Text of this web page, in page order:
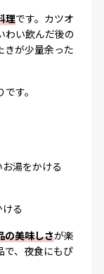
理です。カツオ
わい飲んだ後の
きが少量余った
す。
湯をかける
る
の美味しさが楽
で、夜食にもぴ